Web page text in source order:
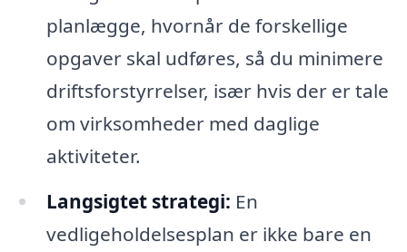
planlægge, hvornår de forskellige
opgaver skal udføres, så du minimere
driftsforstyrrelser, især hvis der er tale
om virksomheder med daglige
aktiviteter.
Langsigtet strategi: En
vedligeholdelsesplan er ikke bare en